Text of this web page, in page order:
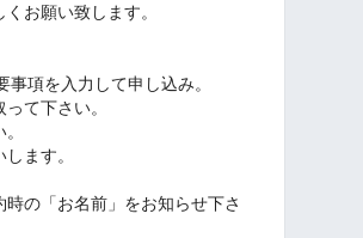
お願い致します。
項を入力して申し込み。
て下さい。
ます。
の「お名前」をお知らせ下さ